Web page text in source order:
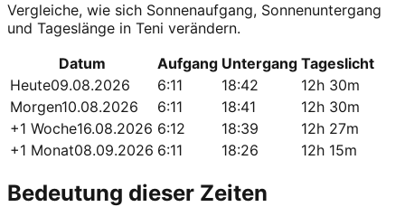
Vergleiche, wie sich Sonnenaufgang, Sonnenuntergang
und Tageslänge in Teni verändern.
Datum
Aufgang Untergang Tageslicht
Heute09.08.2026 6:11 18:42
12h 30m
Morgen10.08.2026 6:11 18:41
12h 30m
+1 Woche16.08.2026 6:12 18:39
12h 27m
+1 Monat08.09.2026 6:11 18:26 12h 15m
Bedeutung dieser Zeiten